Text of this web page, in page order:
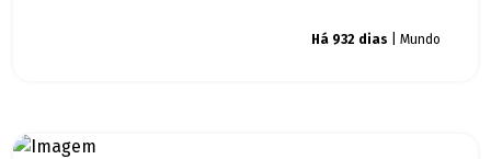
Há 932 dias | Mundo